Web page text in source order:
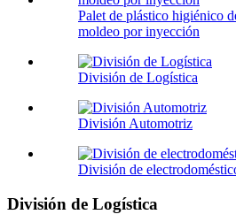
Palet de plástico higiénico
moldeo por inyección
División de Logística
División Automotriz
División de
División de Logística